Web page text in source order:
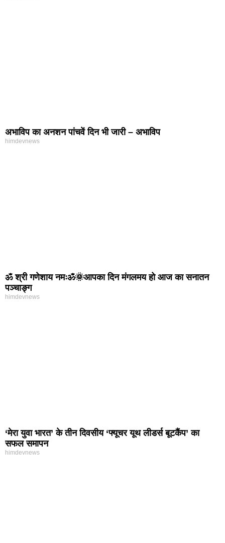
अभाविप का अनशन पांचवें दिन भी जारी – अभाविप
himdevnews
ॐ श्री गणेशाय नमःॐ🌞आपका दिन मंगलमय हो आज का सनातन
पञ्चाङ्ग
himdevnews
‘मेरा युवा भारत’ के तीन दिवसीय ‘फ्यूचर यूथ लीडर्स बूटकैंप’ का
सफल समापन
himdevnews